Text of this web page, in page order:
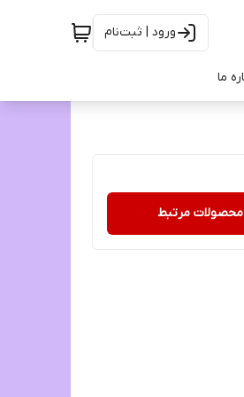
ورود | ثبت‌نام
ما
مرتبط